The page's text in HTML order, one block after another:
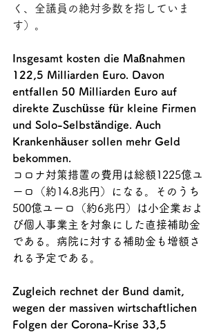
く、全議員の絶対多数を指していま
す）
Insgesamt kosten die Maßnahmen
122,5 Milliarden Euro. Davon
entfallen 50 Milliarden Euro auf
direkte Zuschüsse für kleine Firmen
und Solo-Selbständige. Auch
Krankenhäuser sollen mehr Geld
bekommen.
コロナ対策措置の費用は総額1225億ユ
ーロ（約14.8兆円）になる。そのうち
500億ユーロ（約6兆円）は小企業およ
び個人事業主を対象にした直接補助金
である。病院に対する補助金も増額さ
れる予定である。
Zugleich rechnet der Bund damit,
wegen der massiven wirtschaftlichen
Folgen der Corona-Krise 33,5